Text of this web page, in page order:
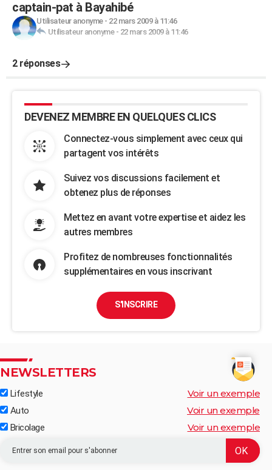
captain-pat à Bayahibé
Utilisateur anonyme- 22 mars 2009 à 11:46
Utilisateur anonyme- 22 mars 2009 à 11:46
2 réponses
DEVENEZ MEMBRE EN QUELQUES CLICS
Connectez-vous simplement avec ceux qui
partagent vos intérêts
Suivez vos discussions facilement et
obtenez plus de réponses
Mettez en avant votre expertise et aidez les
autres membres
Profitez de nombreuses fonctionnalités
supplémentaires en vous inscrivant
S'INSCRIRE
NEWSLETTERS
Lifestyle Voir un exemple
Auto Voir un exemple
Bricolage Voir un exemple